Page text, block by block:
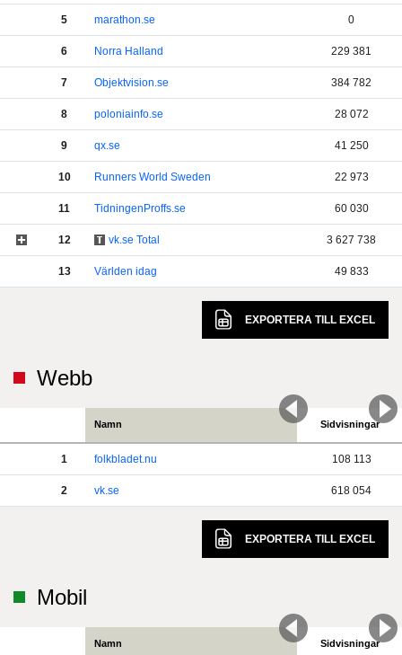
5 marathon.se 0
6 Norra Halland 229 381
7 Objektvision.se 384 782
8 poloniainfo.se 28 072
9 qx.se 41 250
10 Runners World Sweden 22 973
11 TidningenProffs.se 60 030
12 vk.se Total 3 627 738
13 Världen idag 49 833
EXPORTERA TILL EXCEL
Webb
Namn Sidvisningar
1 folkbladet.nu 108 113
2 vk.se 618 054
EXPORTERA TILL EXCEL
Mobil
Namn Sidvisningar